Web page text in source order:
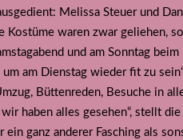
Melissa Steuer und
Kostüme waren zwar geliehen,
und am Sonntag
am Dienstag wieder fit zu
Büttenreden, Besuche in
haben alles gesehen“, stellt
ein ganz anderer Fasching als